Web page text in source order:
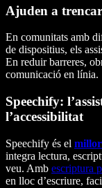
Ajuden a
En comunitats amb
de dispositius, els
En reduir barreres,
comunicació en línia.
Speechify:
l’accessibilitat
Speechify és el millor
integra lectura,
veu. Amb escriptura
en lloc d’escriure,